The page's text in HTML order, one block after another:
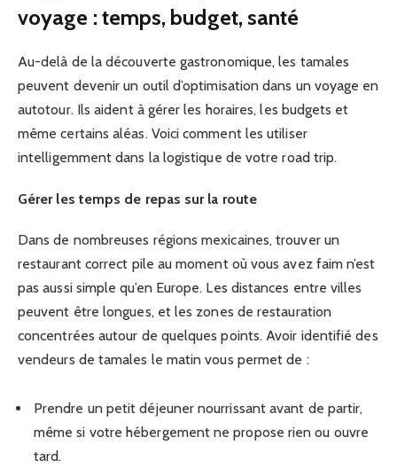
voyage : temps, budget, santé
Au-delà de la découverte gastronomique, les tamales
peuvent devenir un outil d’optimisation dans un voyage en
autotour. Ils aident à gérer les horaires, les budgets et
même certains aléas. Voici comment les utiliser
intelligemment dans la logistique de votre road trip.
Gérer les temps de repas sur la route
Dans de nombreuses régions mexicaines, trouver un
restaurant correct pile au moment où vous avez faim n’est
pas aussi simple qu’en Europe. Les distances entre villes
peuvent être longues, et les zones de restauration
concentrées autour de quelques points. Avoir identifié des
vendeurs de tamales le matin vous permet de :
Prendre un petit déjeuner nourrissant avant de partir,
même si votre hébergement ne propose rien ou ouvre
tard.